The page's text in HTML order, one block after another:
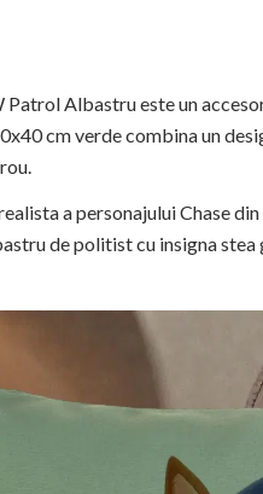
Patrol Albastru este un
cm verde combina un
a personajului Chase
de politist cu insigna